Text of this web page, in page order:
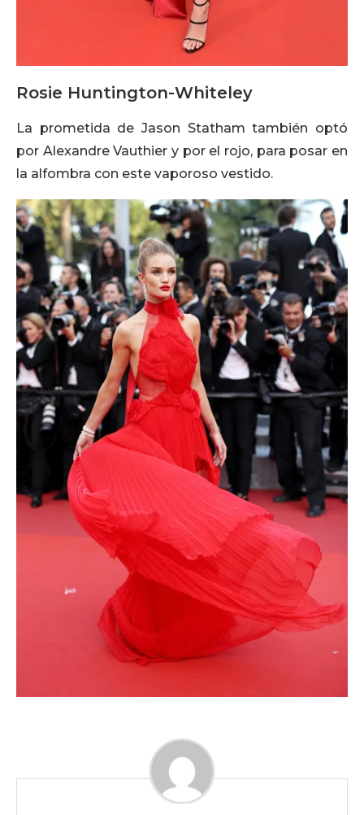
Rosie Huntington-Whiteley
La prometida de Jason Statham también optó
por Alexandre Vauthier y por el rojo, para posar en
la alfombra con este vaporoso vestido.